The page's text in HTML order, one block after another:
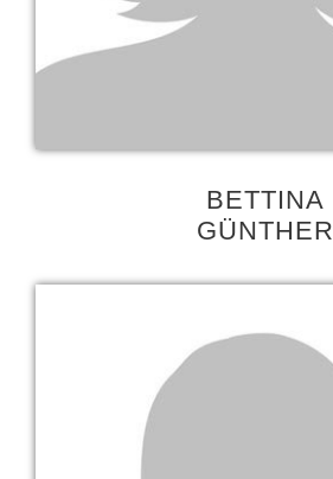
BETTINA
GÜNTHER